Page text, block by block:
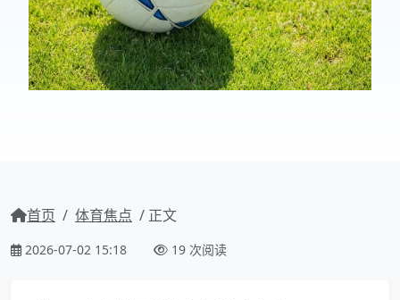
首页 / 体育焦点 / 正文
2026-07-02 15:18 19 次阅读